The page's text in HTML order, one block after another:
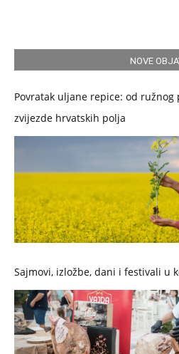
NOVE
Povratak uljane repice: od
zvijezde hrvatskih polja
Sajmovi, izložbe, dani i festivali u